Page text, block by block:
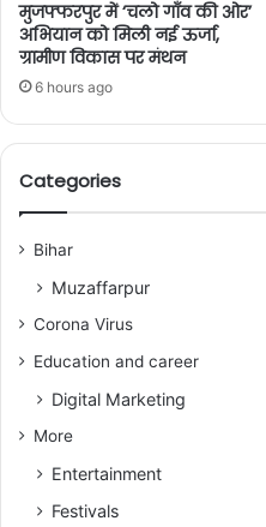
मुजफ्फरपुर में ‘चलो गाँव की ओर’
अभियान को मिली नई ऊर्जा,
ग्रामीण विकास पर मंथन
6 hours ago
Categories
Bihar
Muzaffarpur
Corona Virus
Education and career
Digital Marketing
More
Entertainment
Festivals